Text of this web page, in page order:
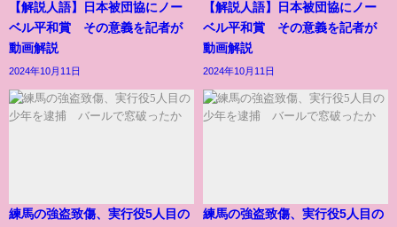
【解説人語】日本被団協にノー
ベル平和賞 その意義を記者が
動画解説
2024年10月11日
【解説人語】日本被団協にノー
ベル平和賞 その意義を記者が
動画解説
2024年10月11日
練馬の強盗致傷、実行役5人目の
練馬の強盗致傷、実行役5人目の